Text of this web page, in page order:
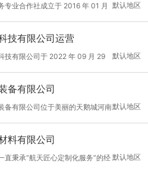
大米，经过浸泡、磨浆、蒸制等多道工
节。尤其是米干制作，对大米品质与
来咨询采购!腰枣产至武隆区羊角镇，是一
，核小肉厚。可食率达95%，含糖量高达
胡萝卜素0.236
默认地区
专业合作社成立于 2016 年 01 月
省保山市腾冲市和顺镇十字路社区 14 村民
为寸治恒，注册资本100万元人民币。自
业机械化服务领域稳步发展，成为当地农业
。同时，积极引进推广农机新技术、新机
革新。​
技有限公司运营
默认地区
技有限公司于 2022 年 09 月 29
于云南省楚雄彝族自治州楚雄市鹿城街道办
陈家槽子 113 - 1 号。公司法定代表人为
公司团队秉持着对新能源事业的热忱与执
备有限公司
默认地区
备有限公司位于美丽的天鹅城河南
铁路、公路**方便，G30高速、郑西高铁穿
产业区，注册资金壹仟万元。 公司主要致
造，环保及化工装备设计制造，甘草深加工
料有限公司
默认地区
直秉承“航天匠心定制化服务”的经